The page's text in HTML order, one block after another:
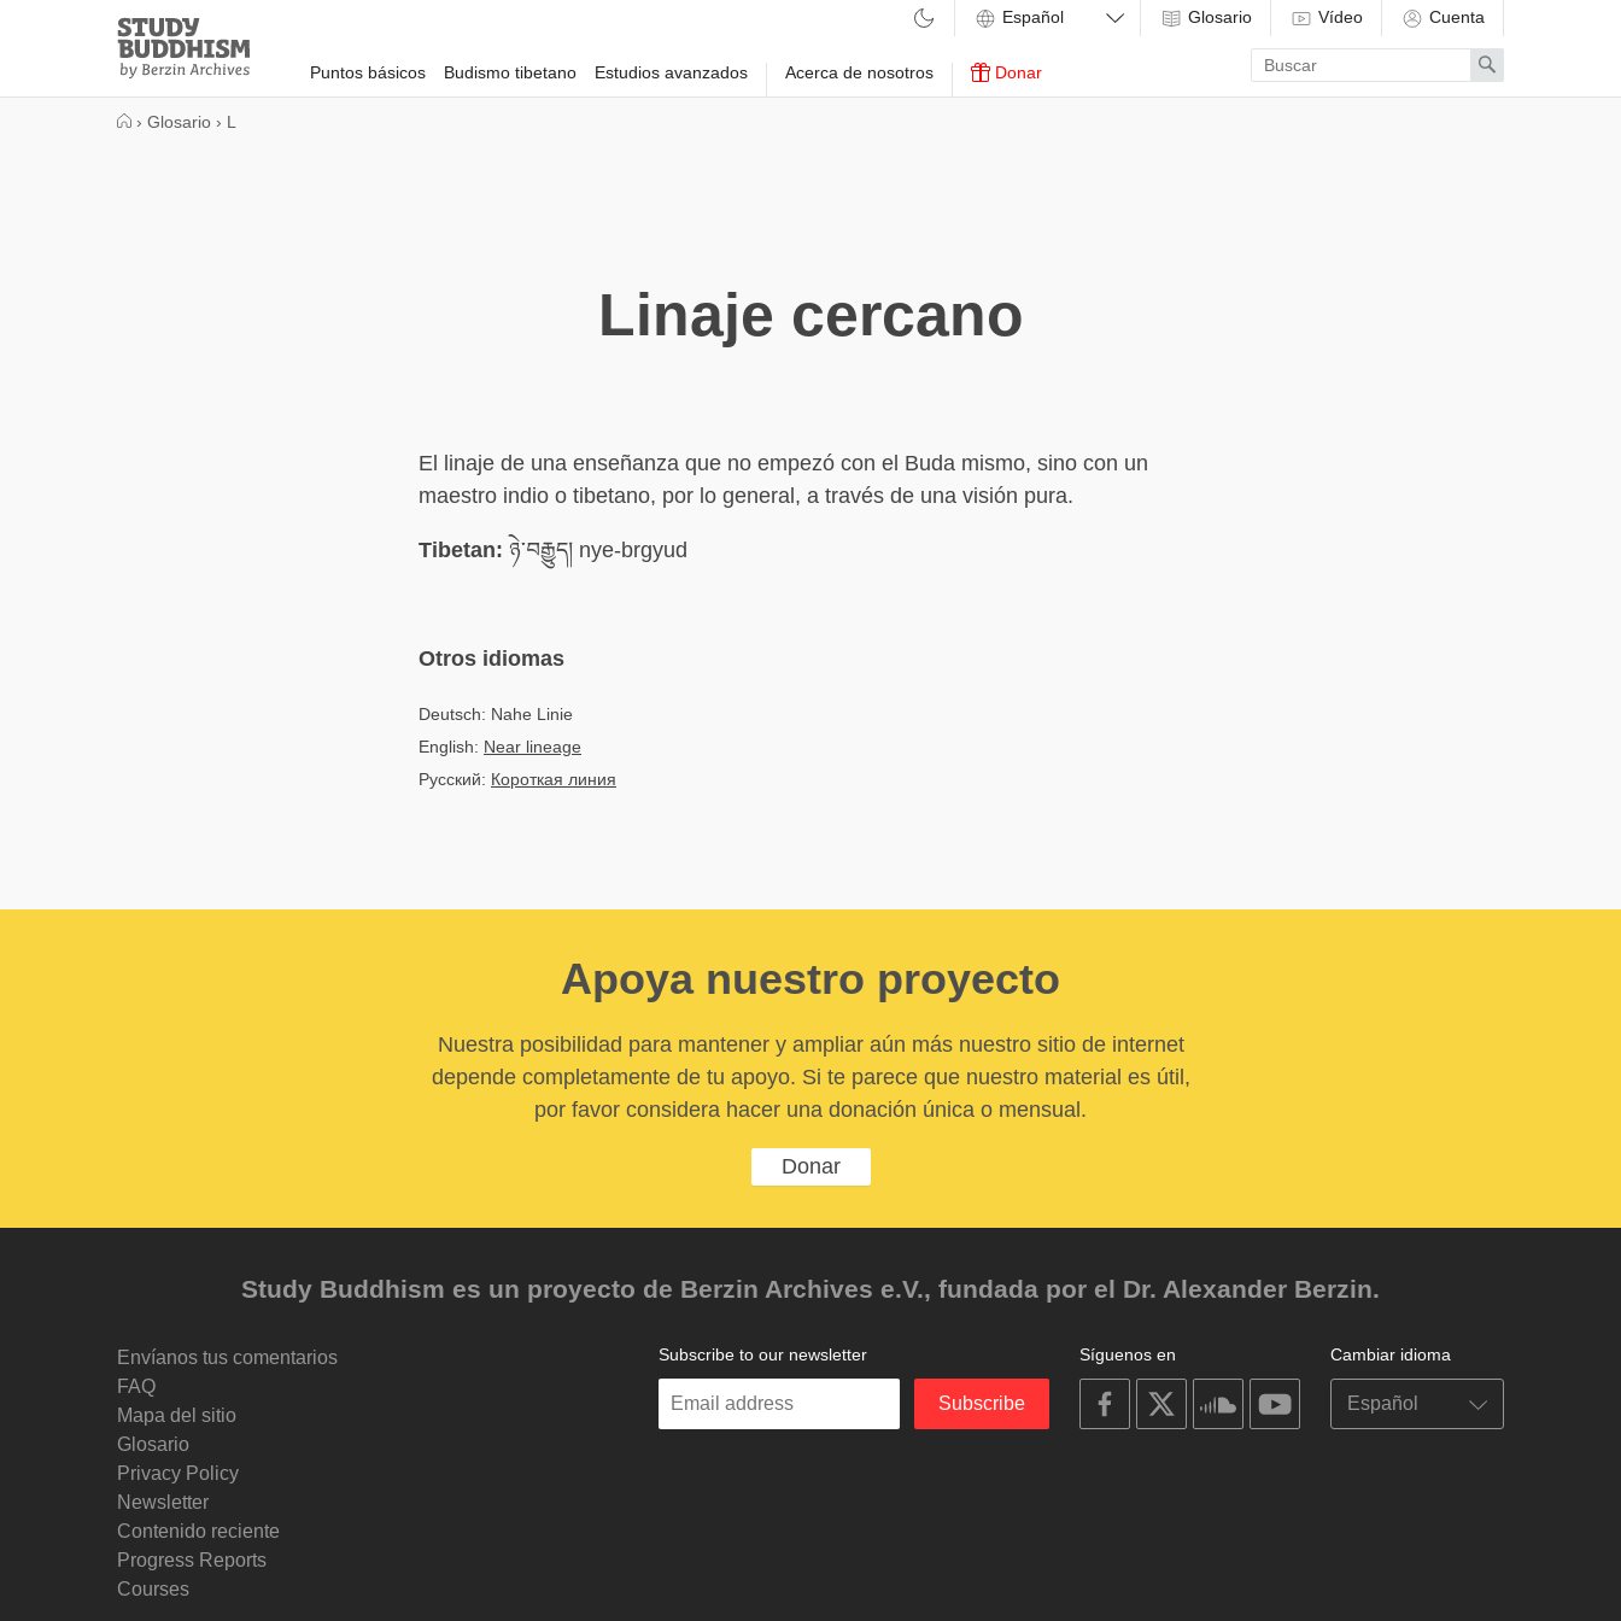
Study
Buddhism
Home
Puntos básicos Budismo tibetano Estudios avanzados Acerca de nosotros Donar
Glosario Vídeo Cuenta
Enter
search
term
Search
› Glosario › L
Linaje cercano
El linaje de una enseñanza que no empezó con el Buda mismo, sino con un
maestro indio o tibetano, por lo general, a través de una visión pura.
Tibetan: ཉེ་བརྒྱུད། nye-brgyud
Otros idiomas
Deutsch: Nahe Linie
English: Near lineage
Русский: Короткая линия
Apoya nuestro proyecto
Nuestra posibilidad para mantener y ampliar aún más nuestro sitio de internet
depende completamente de tu apoyo. Si te parece que nuestro material es útil,
por favor considera hacer una donación única o mensual.
Donar
Study Buddhism es un proyecto de Berzin Archives e.V., fundada por el Dr. Alexander Berzin.
Envíanos tus comentarios
FAQ
Mapa del sitio
Glosario
Privacy Policy
Newsletter
Contenido reciente
Progress Reports
Courses
Cambiar idioma
Síguenos en
on
facebook
on
on
soundcloudyoutube
Subscribe to our newsletter
Enter
Subscribe